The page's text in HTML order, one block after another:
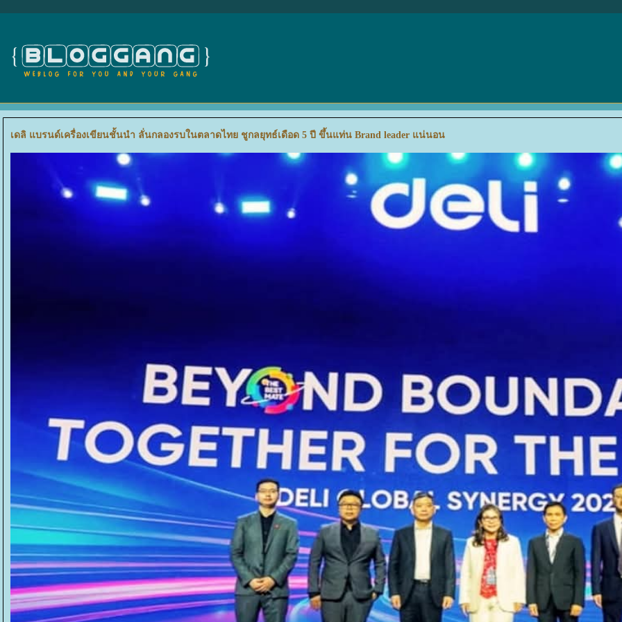
เดลิ แบรนด์เครื่องเขียนชั้นนำ ลั่นกลองรบในตลาดไทย ชูกลยุทธ์เดือด 5 ปี ขึ้นแท่น Brand leader แน่นอน